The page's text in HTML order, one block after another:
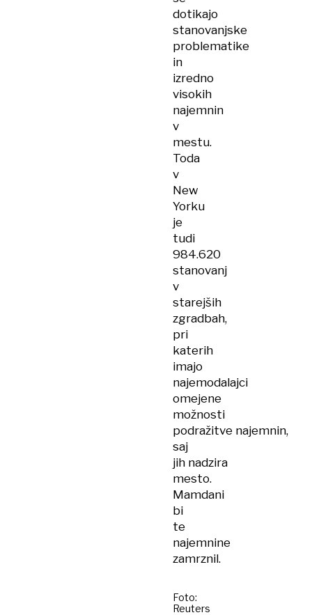
dotikajo
stanovanjske
problematike
in
izredno
visokih
najemnin
v
mestu.
Toda
v
New
Yorku
je
tudi
984.620
stanovanj
v
starejših
zgradbah,
pri
katerih
imajo
najemodalajci
omejene
možnosti
podražitve najemnin,
saj
jih nadzira
mesto.
Mamdani
bi
te
najemnine
zamrznil.
Foto:
Reuters